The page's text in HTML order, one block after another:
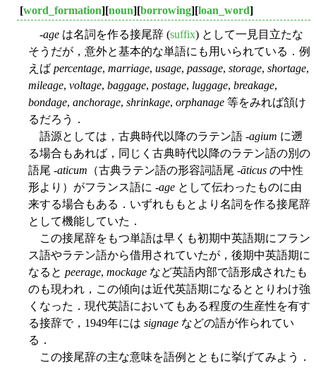
[word_formation][noun][borrowing][loan_word]
-age は名詞を作る接尾辞 (suffix) として一見目立たな
そうだが，意外と基本的な単語にも用いられている．例
えば percentage, marriage, usage, passage, storage, shortage,
mileage, voltage, baggage, postage, luggage, breakage,
bondage, anchorage, shrinkage, orphanage 等をみれば頷け
るだろう．
語源としては，古典時代以降のラテン語 -agium に遡
る場合もあれば，同じく古典時代以降のラテン語の別の
語尾 -aticum （古典ラテン語の形容詞語尾 -āticus の中性
形より）がフランス語に -age として伝わったものに由
来する場合もある．いずれももとより名詞を作る接尾辞
として機能していた．
この接尾辞をもつ単語は早くも初期中英語期にフラン
ス語やラテン語から借用されていたが，後期中英語期に
なると peerage, mockage など英語内部で語形成されたも
のも現われ，この傾向は近代英語期になるととりわけ強
くなった．現代英語においてもある程度の生産性を有す
る接辞で，1949年には signage などの語が作られてい
る．
この接尾辞の主な意味を語例とともに挙げてみよう．